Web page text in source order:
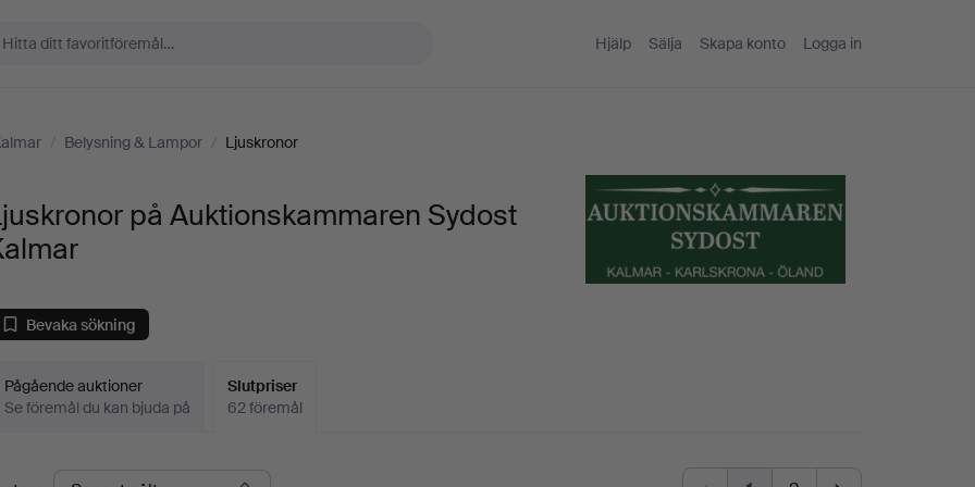
Hjälp Sälja Skapa konto Logga in
/ Belysning & Lampor / Ljuskronor
på Auktionskammaren Sydost
Bevaka sökning
Pågående auktioner
Se föremål du kan bjuda på
Slutpriser
62 föremål
Slutpriser